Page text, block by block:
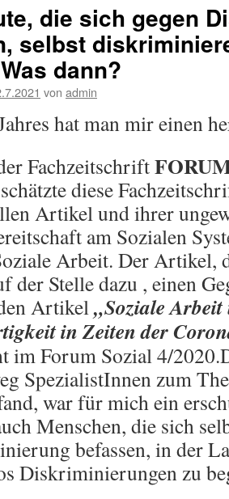
die sich gegen
diskriminieren – ohne
dann?
von admin
hat man mir einen
Fachzeitschrift
diese Fachzeitschrift sehr
Artikel und ihrer
am Sozialen
Arbeit. Der Artikel,
der Stelle dazu , einen
Artikel„Soziale
in Zeiten der
im Forum Sozial 4/
SpezialistInnen zum
war für mich ein
Menschen, die sich
befassen, in der
Diskriminierungen zu